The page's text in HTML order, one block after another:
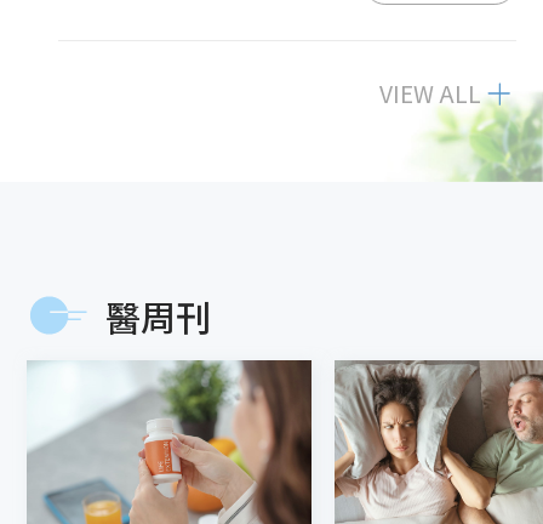
VIEW ALL
醫周刊